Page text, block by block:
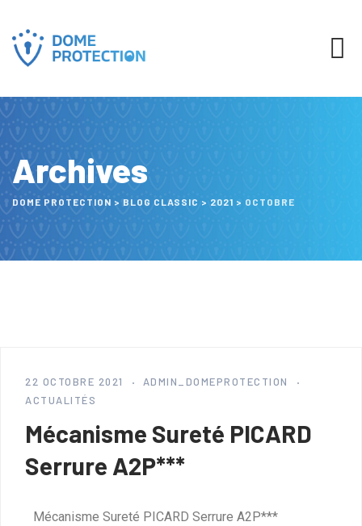
Archives
DOME PROTECTION > BLOG CLASSIC > 2021 > OCTOBRE
22 OCTOBRE 2021
ADMIN_DOMEPROTECTION
ACTUALITÉS
Mécanisme Sureté PICARD
Serrure A2P***
Mécanisme Sureté PICARD Serrure A2P***